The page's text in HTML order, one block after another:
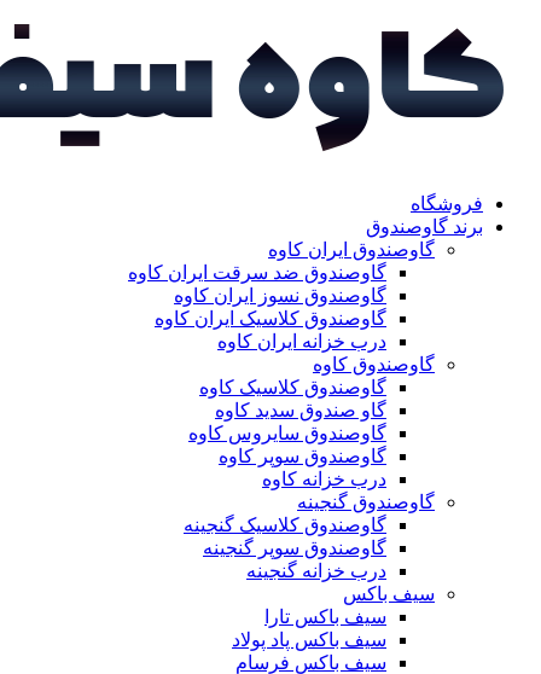
فروشگاه
برند گاوصندوق
گاوصندوق ایران کاوه
گاوصندوق ضد سرقت ایران کاوه
گاوصندوق نسوز ایران کاوه
گاوصندوق کلاسیک ایران کاوه
درب خزانه ایران کاوه
گاوصندوق کاوه
گاوصندوق کلاسیک کاوه
گاو صندوق سدید کاوه
گاوصندوق سایروس کاوه
گاوصندوق سوپر کاوه
درب خزانه کاوه
گاوصندوق گنجینه
گاوصندوق کلاسیک گنجینه
گاوصندوق سوپر گنجینه
درب خزانه گنجینه
سیف باکس
سیف باکس تارا
سیف باکس پاد پولاد
سیف باکس فرسام